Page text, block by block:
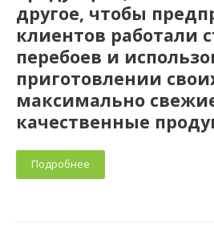
другое, чтобы
клиентов работали
перебоев и
приготовлении
максимально
качественные
Подробнее